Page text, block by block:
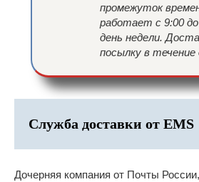
промежуток
работает с 9:00
день недели.
посылку в течение
Служба доставки от EMS
Дочерняя компания от Почты